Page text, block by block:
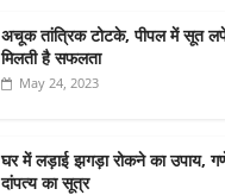
अचूक तांत्रिक टोटके, पीपल में सूत
मिलती है सफलता
May 24, 2023
घर में लड़ाई झगड़ा रोकने का उपाय,
दांपत्य का सूत्र